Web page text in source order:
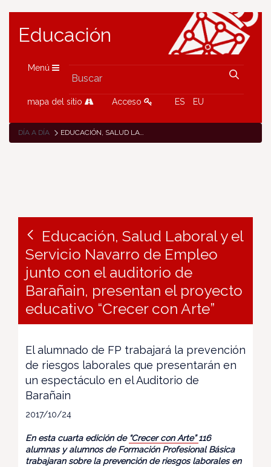
Educación
Menú
mapa del sitio Acceso ES EU
DÍA A DÍA EDUCACIÓN, SALUD LABORAL Y EL SERVICIO NAVARRO DE EMPLEO JUNTO CON EL AUDITORIO DE BARAÑAIN, PRESENTAN EL PROYECTO EDUCATIVO “CRECER CON ARTE”
Educación, Salud Laboral y el
Servicio Navarro de Empleo
junto con el auditorio de
Barañain, presentan el proyecto
educativo “Crecer con Arte”
El alumnado de FP trabajará la prevención
de riesgos laborales que presentarán en
un espectáculo en el Auditorio de
Barañain
2017/10/24
En esta cuarta edición de “Crecer con Arte”116
alumnas y alumnos de Formación Profesional Básica
trabajaran sobre la prevención de riesgos laborales en